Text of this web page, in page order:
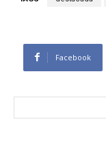
Facebook